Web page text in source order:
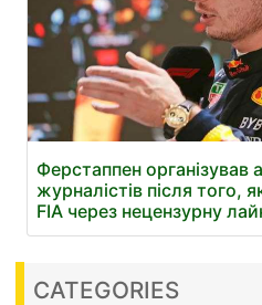
Ферстаппен організував
журналістів після того,
FIA через нецензурну
CATEGORIES